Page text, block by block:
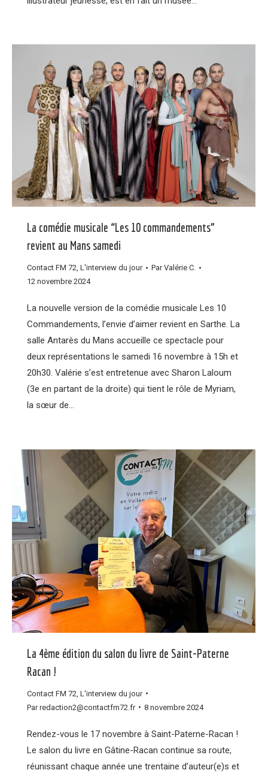
La comédie musicale “Les 10 commandements”
revient au Mans samedi
Contact FM 72, L'interview du jour ParValérie C.
12 novembre 2024
La nouvelle version de la comédie musicale Les 10
Commandements, l’envie d’aimer revient en Sarthe. La
salle Antarès du Mans accueille ce spectacle pour
deux représentations le samedi 16 novembre à 15h et
20h30. Valérie s’est entretenue avec Sharon Laloum
(3e en partant de la droite) qui tient le rôle de Myriam,
la sœur de…
La 4ème édition du salon du livre de Saint-Paterne
Racan !
Contact FM 72 L'interview du jour
Parredaction2@contactfm72.fr 8 novembre 2024
Rendez-vous le 17 novembre à Saint-Paterne-Racan !
Le salon du livre en Gâtine-Racan continue sa route,
réunissant chaque année une trentaine d’auteur(e)s et